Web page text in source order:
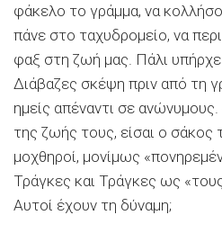
φάκελο το γράμμα, να
πάνε στο ταχυδρομείο, να
φαξ στη ζωή μας. Πάλι υπήρχε
Διάβαζες σκέψη πριν από τη
ημείς απέναντι σε
της ζωής τους, είσαι ο σάκος
μοχθηροί, μονίμως
Τράγκες και Τράγκες ως
Αυτοί έχουν τη δύναμη;